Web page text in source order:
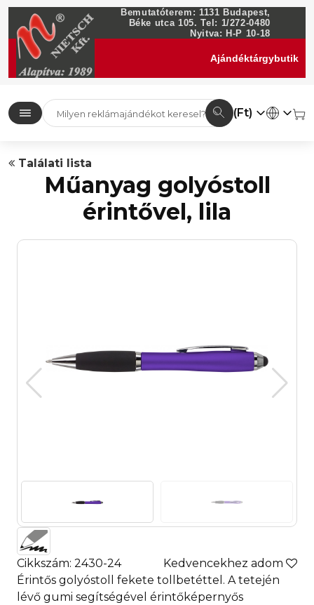
Bemutatóterem: 1131 Budapest,
Béke utca 105. Tel: 1/272-0480
Nyitva: H-P 10-18
Ajándéktárgybutik
(Ft)
Találati lista
Műanyag golyóstoll
érintővel, lila
Cikkszám: 2430-24
Kedvencekhez adom
Érintős golyóstoll fekete tollbetéttel. A tetején
lévő gumi segítségével érintőképernyős